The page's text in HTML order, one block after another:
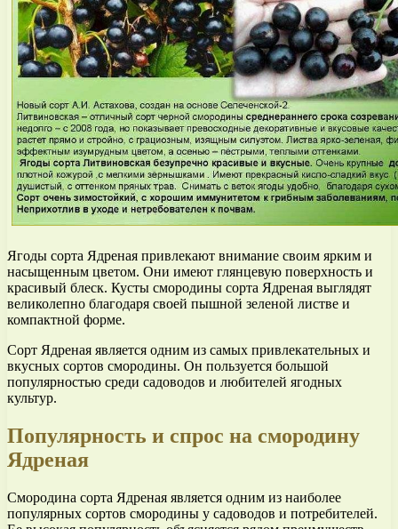
Ягоды сорта Ядреная привлекают внимание своим ярким и
насыщенным цветом. Они имеют глянцевую поверхность и
красивый блеск. Кусты смородины сорта Ядреная выглядят
великолепно благодаря своей пышной зеленой листве и
компактной форме.
Сорт Ядреная является одним из самых привлекательных и
вкусных сортов смородины. Он пользуется большой
популярностью среди садоводов и любителей ягодных
культур.
Популярность и спрос на смородину
Ядреная
Смородина сорта Ядреная является одним из наиболее
популярных сортов смородины у садоводов и потребителей.